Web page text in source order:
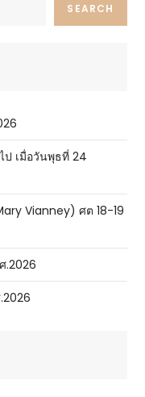
SEARCH
ไป เมื่อวันพุธที่ 24
Vianney) ศต 18-19
.2026